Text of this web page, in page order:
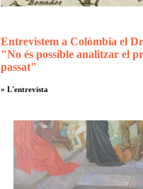
Entrevistem a Colòmbia el
"No és possible analitzar el
passat"
» L'entrevista